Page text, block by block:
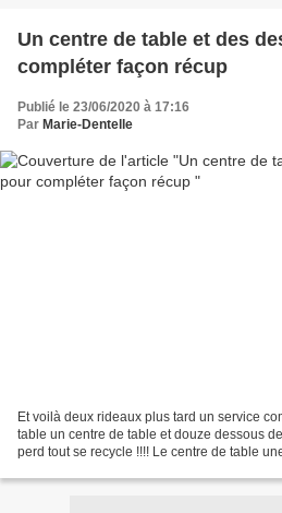
Un centre de table et des
compléter façon récup
Publié le 23/06/2020 à 17:16
Par Marie-Dentelle
Et voilà deux rideaux plus tard un service
table un centre de table et douze dessous
perd tout se recycle !!!! Le centre de table